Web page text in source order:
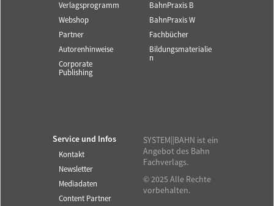
Verlagsprogramm
Webshop
Partner
Autorenhinweise
Corporate
Publishing
BahnPraxis B
BahnPraxis W
Fachbücher
Bildungsmaterialie
n
Service und Infos
Kontakt
Newsletter
Mediadaten
Content Partner
SYSTEM||BAHN ist ein
Angebot des Bahn
Fachverlags.
© 2025 Alle Rechte
vorbehalten.